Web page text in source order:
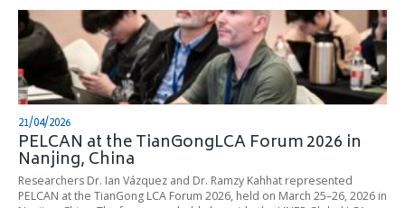
21/04/2026
PELCAN at the TianGongLCA Forum 2026 in
Nanjing, China
Researchers Dr. Ian Vázquez and Dr. Ramzy Kahhat represented
PELCAN at the TianGong LCA Forum 2026, held on March 25–26, 2026 in